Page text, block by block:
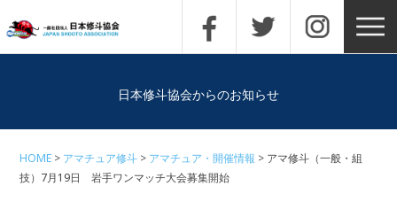
日本修斗協会からのお知らせ
HOME アマチュア修斗 アマチュア・開催情報
アマ修斗（一般・組
技）7月19日 岩手ワンマッチ大会募集開始